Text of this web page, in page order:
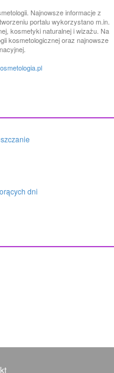
Najnowsze informacje z
portalu wykorzystano m.in.
kosmetyki naturalnej i wizażu. Na
kosmetologicznej oraz najnowsze
dni